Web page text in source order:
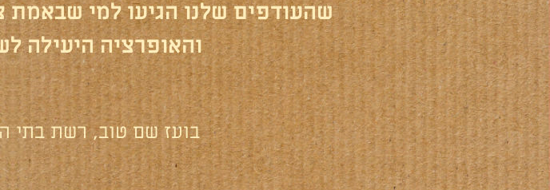
שהעודפים שלנו הגיעו למי
והאופרציה היעילה
בועז שם טוב, רשת בתי